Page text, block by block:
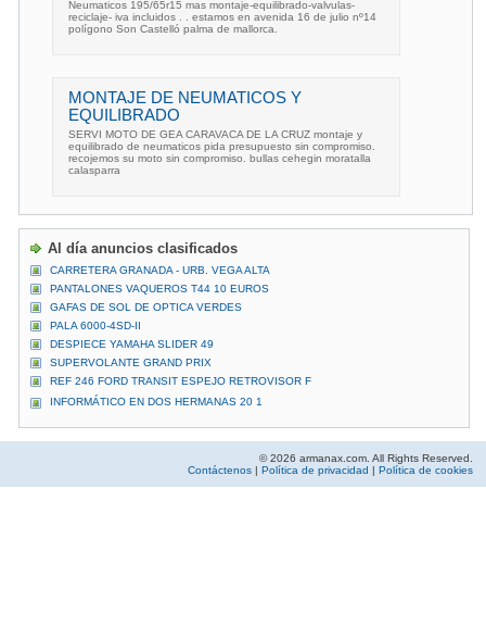
Neumaticos 195/65r15 mas montaje-equilibrado-valvulas-
reciclaje- iva incluidos . . estamos en avenida 16 de julio nº14
polígono Son Castelló palma de mallorca.
MONTAJE DE NEUMATICOS Y
EQUILIBRADO
SERVI MOTO DE GEA CARAVACA DE LA CRUZ montaje y
equilibrado de neumaticos pida presupuesto sin compromiso.
recojemos su moto sin compromiso. bullas cehegin moratalla
calasparra
Al día anuncios clasificados
CARRETERA GRANADA - URB. VEGA ALTA
PANTALONES VAQUEROS T44 10 EUROS
GAFAS DE SOL DE OPTICA VERDES
PALA 6000-4SD-II
DESPIECE YAMAHA SLIDER 49
SUPERVOLANTE GRAND PRIX
REF 246 FORD TRANSIT ESPEJO RETROVISOR F
INFORMÁTICO EN DOS HERMANAS 20 1
© 2026 armanax.com. All Rights Reserved.
Contáctenos | Política de privacidad | Política de cookies